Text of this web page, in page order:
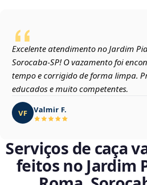
Excelente atendimento no Jardim
Sorocaba‑SP! O vazamento foi
tempo e corrigido de forma limpa.
educados e muito competentes.
VF Valmir F.
Serviços de caça
feitos no Jardim